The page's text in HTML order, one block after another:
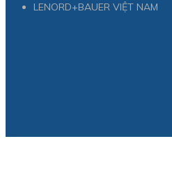
LENORD+BAUER VIỆT NAM